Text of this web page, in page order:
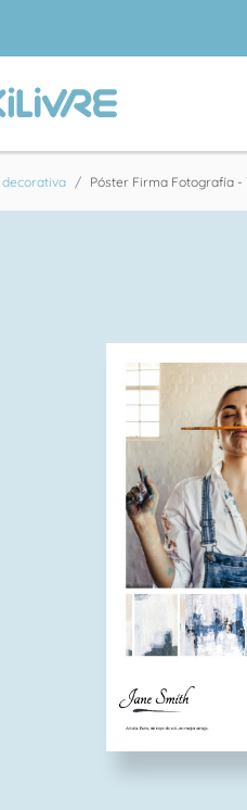
decorativa Póster Firma Fotografía -